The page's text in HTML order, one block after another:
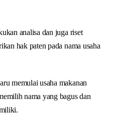
analisa dan juga riset
hak paten pada nama usaha
memulai usaha makanan
nama yang bagus dan